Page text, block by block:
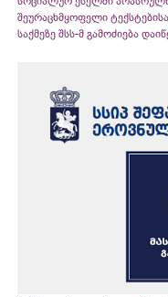
შეურაცხმყოფელი
საქმეზე შსს-მ გამოძიება